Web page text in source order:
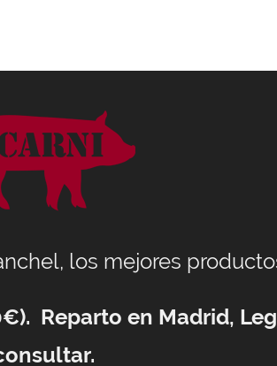
los mejores
Reparto en Madrid,